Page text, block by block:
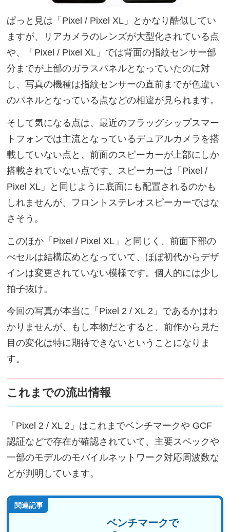
ぱっと見は「Pixel / Pixel XL」とかなり酷似してい
ますが、リアカメラのレンズが大型化されている点
や、「Pixel / Pixel XL」では背面の指紋センサー部
分までが上部のガラスパネルとなっていたのに対
し、写真の機種は指紋センサーの直前までが色違い
のパネルとなっている点などの相違が見られます。
そして気になる点は、最近のフラッグシップスマー
トフォンでは主流となっているデュアルカメラを搭
載していない点と、前面のスピーカーが上部にしか
搭載されていない点です。スピーカーは「Pixel /
Pixel XL」と同じように底面にも配置されるのかも
しれませんが、フロントステレオスピーカーではな
さそう。
このほか「Pixel / Pixel XL」と同じく、前面下部の
べセルは結構広めとなっていて、ほぼ初代からデザ
インは変更されていない模様です。個人的には少し
拍子抜け。
今回の写真が本当に「Pixel 2 / XL 2」であるかはわ
かりませんが、もし本物だとすると、前作から見た
目の変化は特に期待できないということになりま
す。
これまでの流出情報
「Pixel 2 / XL 2」はこれまでベンチマークや GCF
認証などで存在が確認されていて、主要スペックや
一部のモデルのモバイルネットワーク対応周波数な
どが判明しています。
関連記事
ベンチマークで